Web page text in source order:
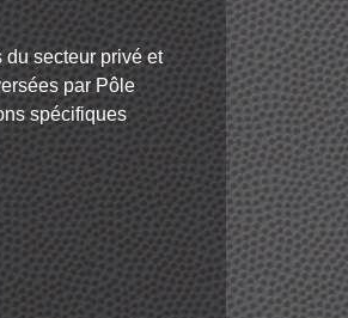
secteur privé et
par Pôle
spécifiques